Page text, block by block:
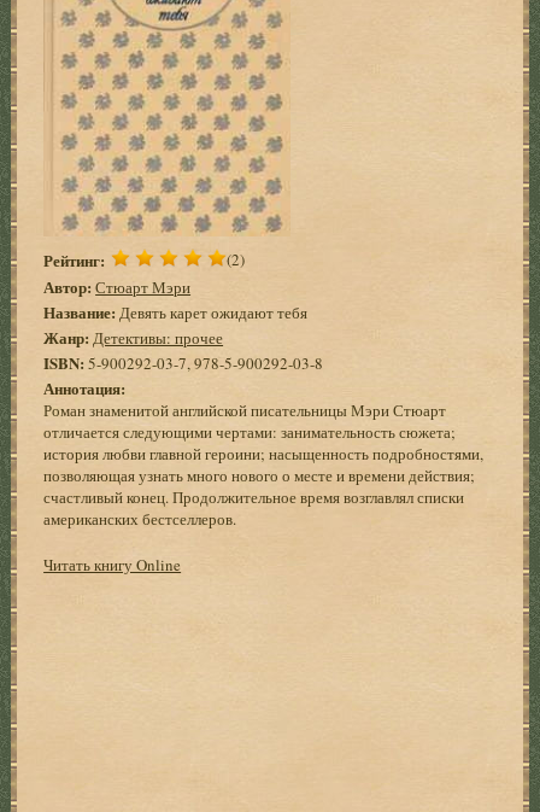
Рейтинг: (2)
Автор: Стюарт Мэри
Название: Девять карет ожидают тебя
Жанр: Детективы: прочее
ISBN:5-900292-03-7, 978-5-900292-03-8
Аннотация:
Роман знаменитой английской писательницы Мэри Стюарт
отличается следующими чертами: занимательность сюжета;
история любви главной героини; насыщенность подробностями,
позволяющая узнать много нового о месте и времени действия;
счастливый конец. Продолжительное время возглавлял списки
американских бестселлеров.
Читать книгу Online